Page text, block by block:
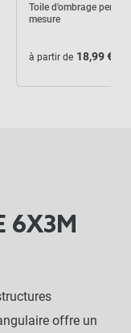
Toile d'ombrage
mesure
à partir de 18,99 €
6X3M
offre un